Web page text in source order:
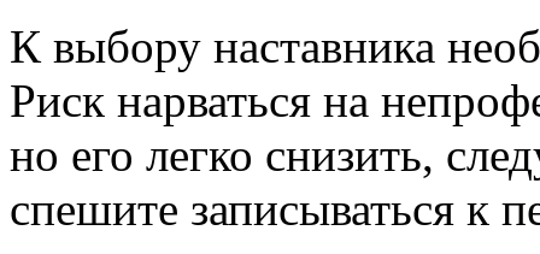
К выбору наставника
Риск нарваться на
но его легко снизить,
спешите записываться к